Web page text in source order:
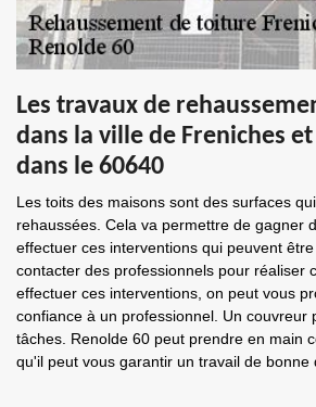
Les travaux de
dans la ville de Freniches
dans le 60640
Les toits des maisons sont des surfaces
rehaussées. Cela va permettre de gagner
effectuer ces interventions qui peuvent
contacter des professionnels pour réaliser
effectuer ces interventions, on peut vous
confiance à un professionnel. Un couvreur
tâches. Renolde 60 peut prendre en main
qu'il peut vous garantir un travail de bonne